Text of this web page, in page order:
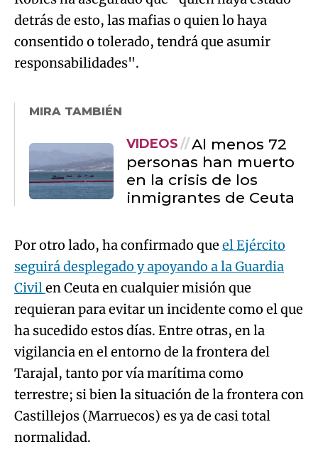
detrás de esto, las mafias o quien lo haya
consentido o tolerado, tendrá que asumir
responsabilidades".
MIRA TAMBIÉN
VIDEOS
Al menos 72
personas han muerto
en la crisis de los
inmigrantes de Ceuta
Por otro lado, ha confirmado que el Ejército
seguirá desplegado y apoyando a la Guardia
Civilen Ceuta en cualquier misión que
requieran para evitar un incidente como el que
ha sucedido estos días. Entre otras, en la
vigilancia en el entorno de la frontera del
Tarajal, tanto por vía marítima como
terrestre; si bien la situación de la frontera con
Castillejos (Marruecos) es ya de casi total
normalidad.